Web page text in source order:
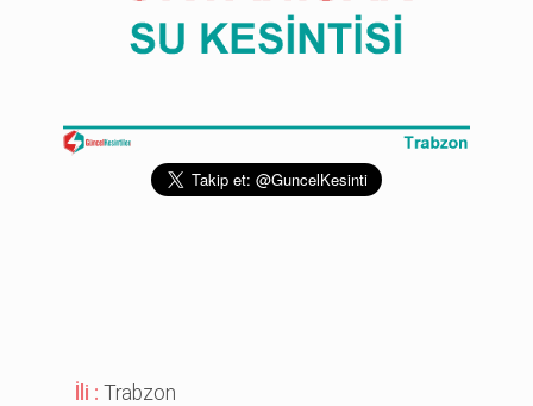
İli :Trabzon